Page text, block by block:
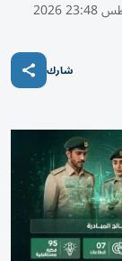
شارك